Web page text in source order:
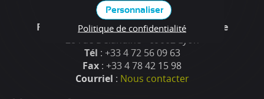
FFS - Fédération Française de Spéléologie
28 rue Delandine - 69002 Lyon
Tél : +33 4 72 56 09 63
Fax : +33 4 78 42 15 98
Courriel : Nous contacter
Personnaliser
Politique de confidentialité